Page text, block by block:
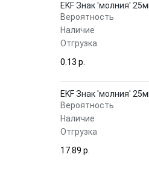
EKF Знак 'молния'
Вероятность
Наличие
Отгрузка
0.13 p.
EKF Знак 'молния'
Вероятность
Наличие
Отгрузка
17.89 p.